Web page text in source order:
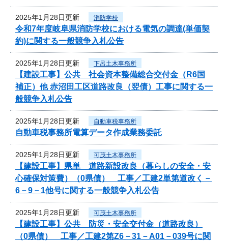
2025年1月28日更新 消防学校
令和7年度岐阜県消防学校における電気の調達(単価契
約)に関する一般競争入札公告
2025年1月28日更新 下呂土木事務所
【建設工事】公共 社会資本整備総合交付金（R6国
補正）他 赤沼田工区道路改良（翌債）工事に関する一
般競争入札公告
2025年1月28日更新 自動車税事務所
自動車税事務所電算データ作成業務委託
2025年1月28日更新 可茂土木事務所
【建設工事】県単 道路新設改良（暮らしの安全・安
心確保対策費）（0県債） 工事／工建2単第道改く－
6－9－1他号に関する一般競争入札公告
2025年1月28日更新 可茂土木事務所
【建設工事】公共 防災・安全交付金（道路改良）
（0県債） 工事／工建2第Z6－31－A01－039号に関